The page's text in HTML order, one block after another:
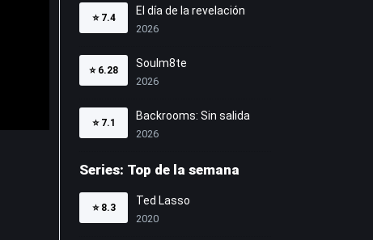
⭐ 7.4
El día de la revelación
2026
⭐ 6.28
Soulm8te
2026
⭐ 7.1
Backrooms: Sin salida
2026
Series: Top de la semana
⭐ 8.3
Ted Lasso
2020